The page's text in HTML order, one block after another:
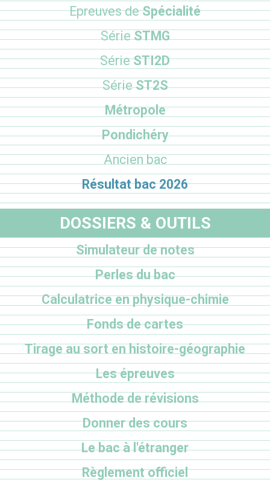
Epreuves deSpécialité
SérieSTMG
SérieSTI2D
SérieST2S
Métropole
Pondichéry
Ancien bac
Résultat bac 2026
DOSSIERS & OUTILS
Simulateur de notes
Perles du bac
Calculatrice en physique-chimie
Fonds de cartes
Tirage au sort en histoire-géographie
Les épreuves
Méthode de révisions
Donner des cours
Le bac à l'étranger
Règlement officiel